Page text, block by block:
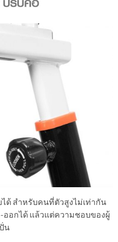
ด้ สำหรับคนที่ตัวสูงไม่เท่ากัน
-ออกได้ แล้วแต่ความชอบของผู้
ปั่น